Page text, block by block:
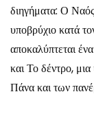
διηγήματα: Ο
υποβρύχιο κατά
αποκαλύπτεται
και Το δέντρο,
Πάνα και των